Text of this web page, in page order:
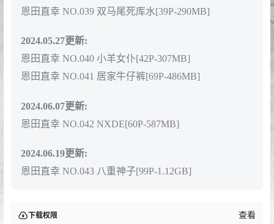
恩田直幸 NO.039 双马尾死库水[39P-290MB]
2024.05.27更新:
恩田直幸 NO.040 小羊女仆[42P-307MB]
恩田直幸 NO.041 居家牛仔裤[69P-486MB]
2024.06.07更新:
恩田直幸 NO.042 NXDE[60P-587MB]
2024.06.19更新:
恩田直幸 NO.043 八重神子[99P-1.12GB]
下载权限 查看